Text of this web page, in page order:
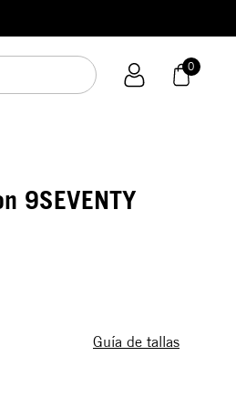
0
9SEVENTY
Guía de tallas